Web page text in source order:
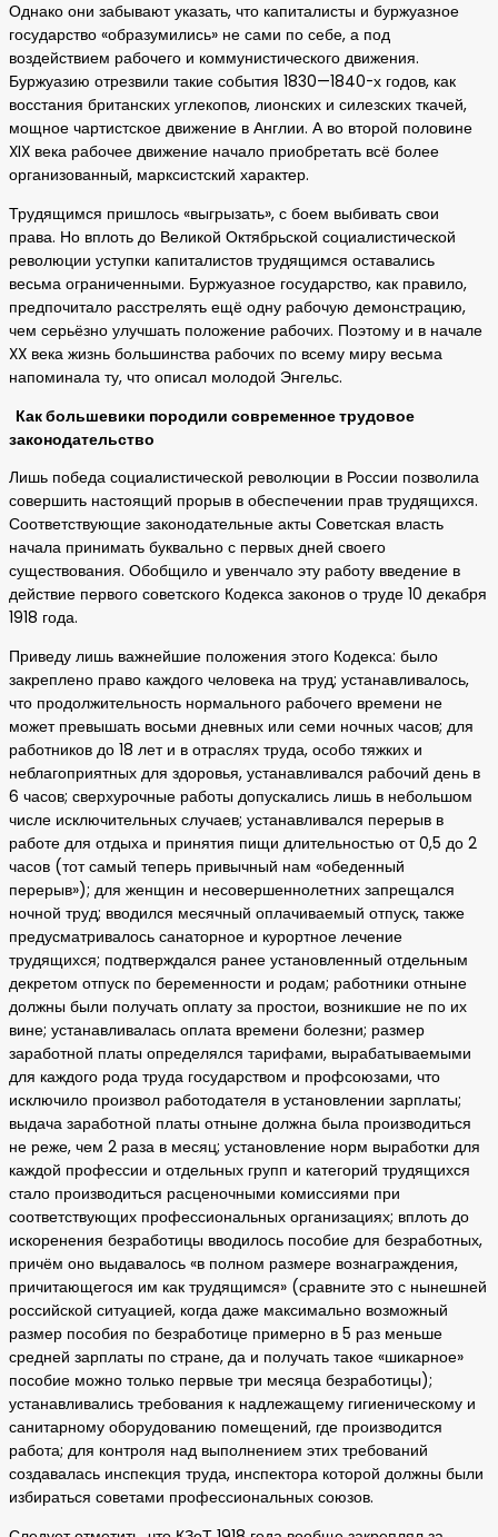
Однако они забывают указать, что капиталисты и буржуазное
государство «образумились» не сами по себе, а под
воздействием рабочего и коммунистического движения.
Буржуазию отрезвили такие события 1830—1840-х годов, как
восстания британских углекопов, лионских и силезских ткачей,
мощное чартистское движение в Англии. А во второй половине
XIX века рабочее движение начало приобретать всё более
организованный, марксистский характер.
Трудящимся пришлось «выгрызать», с боем выбивать свои
права. Но вплоть до Великой Октябрьской социалистической
революции уступки капиталистов трудящимся оставались
весьма ограниченными. Буржуазное государство, как правило,
предпочитало расстрелять ещё одну рабочую демонстрацию,
чем серьёзно улучшать положение рабочих. Поэтому и в начале
XX века жизнь большинства рабочих по всему миру весьма
напоминала ту, что описал молодой Энгельс.
Как большевики породили современное трудовое
законодательство
Лишь победа социалистической революции в России позволила
совершить настоящий прорыв в обеспечении прав трудящихся.
Соответствующие законодательные акты Советская власть
начала принимать буквально с первых дней своего
существования. Обобщило и увенчало эту работу введение в
действие первого советского Кодекса законов о труде 10 декабря
1918 года.
Приведу лишь важнейшие положения этого Кодекса: было
закреплено право каждого человека на труд; устанавливалось,
что продолжительность нормального рабочего времени не
может превышать восьми дневных или семи ночных часов; для
работников до 18 лет и в отраслях труда, особо тяжких и
неблагоприятных для здоровья, устанавливался рабочий день в
6 часов; сверхурочные работы допускались лишь в небольшом
числе исключительных случаев; устанавливался перерыв в
работе для отдыха и принятия пищи длительностью от 0,5 до 2
часов (тот самый теперь привычный нам «обеденный
перерыв»); для женщин и несовершеннолетних запрещался
ночной труд; вводился месячный оплачиваемый отпуск, также
предусматривалось санаторное и курортное лечение
трудящихся; подтверждался ранее установленный отдельным
декретом отпуск по беременности и родам; работники отныне
должны были получать оплату за простои, возникшие не по их
вине; устанавливалась оплата времени болезни; размер
заработной платы определялся тарифами, вырабатываемыми
для каждого рода труда государством и профсоюзами, что
исключило произвол работодателя в установлении зарплаты;
выдача заработной платы отныне должна была производиться
не реже, чем 2 раза в месяц; установление норм выработки для
каждой профессии и отдельных групп и категорий трудящихся
стало производиться расценочными комиссиями при
соответствующих профессиональных организациях; вплоть до
искоренения безработицы вводилось пособие для безработных,
причём оно выдавалось «в полном размере вознаграждения,
причитающегося им как трудящимся» (сравните это с нынешней
российской ситуацией, когда даже максимально возможный
размер пособия по безработице примерно в 5 раз меньше
средней зарплаты по стране, да и получать такое «шикарное»
пособие можно только первые три месяца безработицы);
устанавливались требования к надлежащему гигиеническому и
санитарному оборудованию помещений, где производится
работа; для контроля над выполнением этих требований
создавалась инспекция труда, инспектора которой должны были
избираться советами профессиональных союзов.